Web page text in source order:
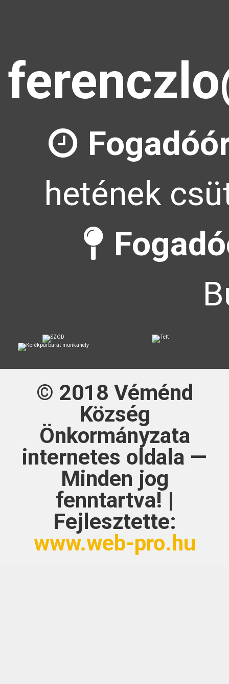
hetének
© 2018 Véménd
Község
Önkormányzata
internetes oldala —
Minden jog
fenntartva! |
Fejlesztette:
www.web-pro.hu